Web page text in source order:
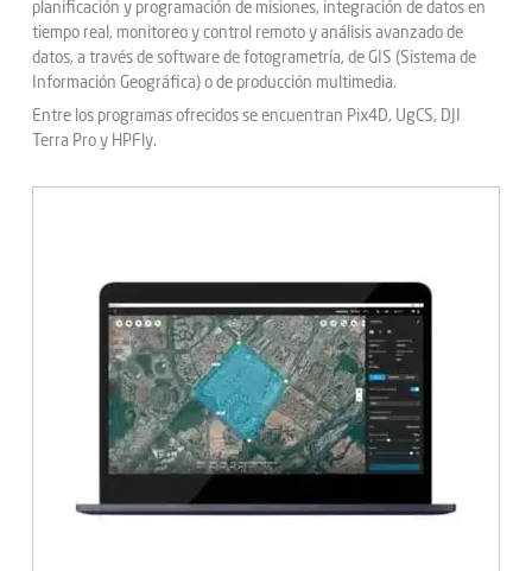
planificación y programación de misiones, integración de datos en
tiempo real, monitoreo y control remoto y análisis avanzado de
datos, a través de software de fotogrametría, de GIS (Sistema de
Información Geográfica) o de producción multimedia.
Entre los programas ofrecidos se encuentran Pix4D, UgCS, DJI
Terra Pro y HPFly.